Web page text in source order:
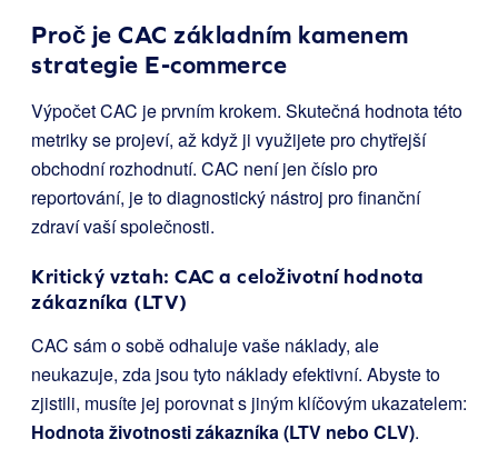
Proč je CAC základním kamenem
strategie E-commerce
Výpočet CAC je prvním krokem. Skutečná hodnota této
metriky se projeví, až když ji využijete pro chytřejší
obchodní rozhodnutí. CAC není jen číslo pro
reportování, je to diagnostický nástroj pro finanční
zdraví vaší společnosti.
Kritický vztah: CAC a celoživotní hodnota
zákazníka (LTV)
CAC sám o sobě odhaluje vaše náklady, ale
neukazuje, zda jsou tyto náklady efektivní. Abyste to
zjistili, musíte jej porovnat s jiným klíčovým ukazatelem:
Hodnota životnosti zákazníka (LTV nebo CLV).